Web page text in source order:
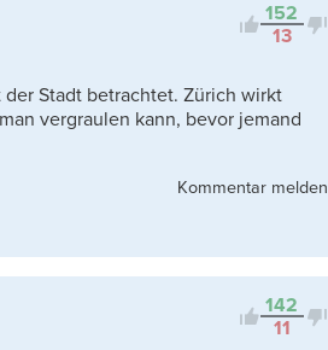
152
13
Stadt betrachtet. Zürich wirkt
vergraulen kann, bevor jemand
Kommentar melden
142
11